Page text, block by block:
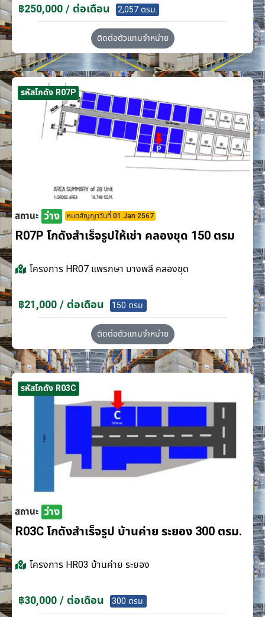
฿250,000 / ต่อเดือน 2,057 ตรม.
ติดต่อตัวแทนจำหน่าย
รหัสโกดัง R07P
สถานะ ว่าง หมดสัญญาวันที่ 01 Jan 2567
R07P โกดังสำเร็จรูปให้เช่า คลองขุด 150 ตรม
โครงการ HR07 แพรกษา บางพลี คลองขุด
฿21,000 / ต่อเดือน 150 ตรม.
ติดต่อตัวแทนจำหน่าย
รหัสโกดัง R03C
สถานะ ว่าง
R03C โกดังสำเร็จรูป บ้านค่าย ระยอง 300 ตรม.
โครงการ HR03 บ้านค่าย ระยอง
฿30,000 / ต่อเดือน 300 ตรม.